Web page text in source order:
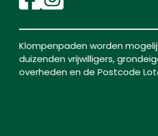
Klompenpaden worden
duizenden vrijwilligers,
overheden en de Postcode